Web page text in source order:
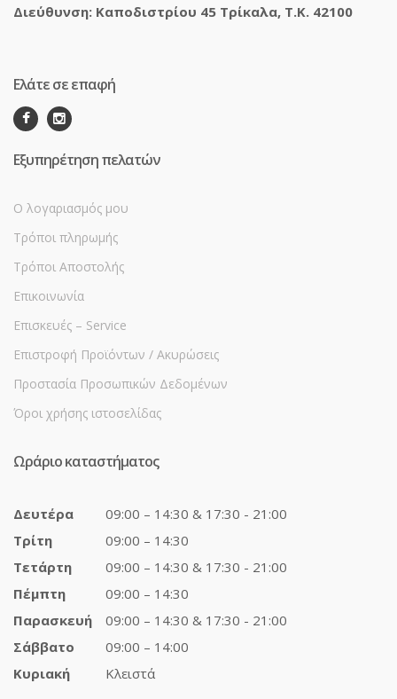
Διεύθυνση: Καποδιστρίου 45 Τρίκαλα, Τ.Κ. 42100
Ελάτε σε επαφή
Εξυπηρέτηση πελατών
Ο λογαριασμός μου
Τρόποι πληρωμής
Τρόποι Αποστολής
Επικοινωνία
Επισκευές – Service
Επιστροφή Προϊόντων / Ακυρώσεις
Προστασία Προσωπικών Δεδομένων
Όροι χρήσης ιστοσελίδας
Ωράριο καταστήματος
Δευτέρα
09:00 – 14:30 & 17:30 - 21:00
Τρίτη
09:00 – 14:30
Τετάρτη
09:00 – 14:30 & 17:30 - 21:00
Πέμπτη
09:00 – 14:30
Παρασκευή
09:00 – 14:30 & 17:30 - 21:00
Σάββατο
09:00 – 14:00
Κυριακή
Κλειστά